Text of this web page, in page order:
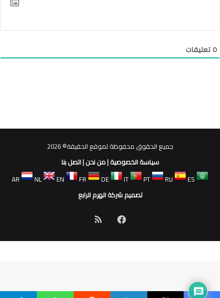
0تعليقات
جميع الحقوق محفوظة لموقع الحقيقة© 2026
سياسة الخصوصية|من نحن|اتصل بنا
AR
NL EN FR DE IT PT RU
ES
تصميم شركة الهرم الرابع
فيسبوكملخص
الموقع